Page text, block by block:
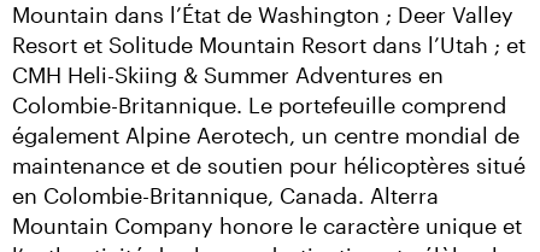
Mountain dans l’État de Washington ; Deer Valley
Resort et Solitude Mountain Resort dans l’Utah ; et
CMH Heli-Skiing & Summer Adventures en
Colombie-Britannique. Le portefeuille comprend
également Alpine Aerotech, un centre mondial de
maintenance et de soutien pour hélicoptères situé
en Colombie-Britannique, Canada. Alterra
Mountain Company honore le caractère unique et